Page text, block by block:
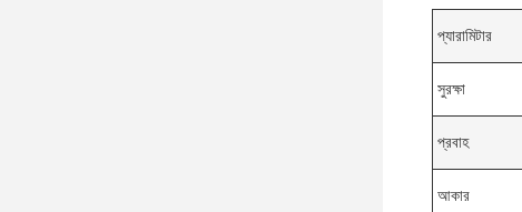
প্যারামিটার
সুরক্ষা
প্রবাহ
আকার